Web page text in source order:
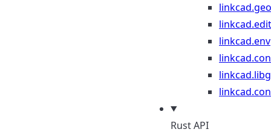
linkcad.edit
linkcad.env
Rust API